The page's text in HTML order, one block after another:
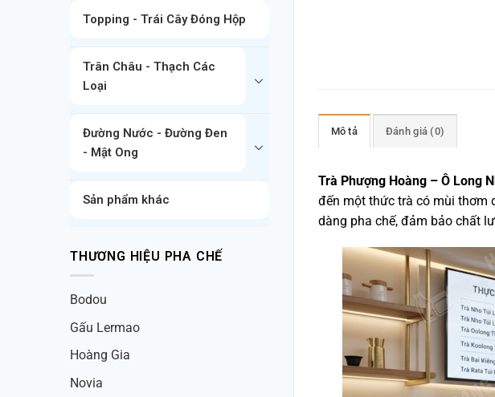
Topping - Trái Cây Đóng Hộp
Trân Châu - Thạch Các
Loại
Đường Nước - Đường Đen
- Mật Ong
Sản phẩm khác
THƯƠNG HIỆU PHA CHẾ
Bodou
Gấu Lermao
Hoàng Gia
Novia
Mô tả Đánh giá (0)
Trà Phượng Hoàng – Ô Long
đến một thức trà có mùi thơm
dàng pha chế, đảm bảo chất